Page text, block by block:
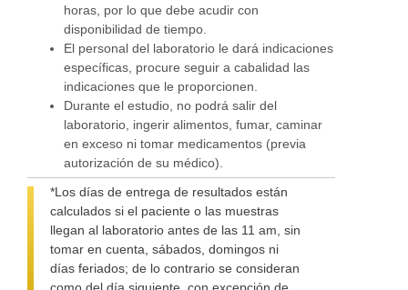
horas, por lo que debe acudir con
disponibilidad de tiempo.
El personal del laboratorio le dará indicaciones
específicas, procure seguir a cabalidad las
indicaciones que le proporcionen.
Durante el estudio, no podrá salir del
laboratorio, ingerir alimentos, fumar, caminar
en exceso ni tomar medicamentos (previa
autorización de su médico).
*Los días de entrega de resultados están
calculados si el paciente o las muestras
llegan al laboratorio antes de las 11 am, sin
tomar en cuenta, sábados, domingos ni
días feriados; de lo contrario se consideran